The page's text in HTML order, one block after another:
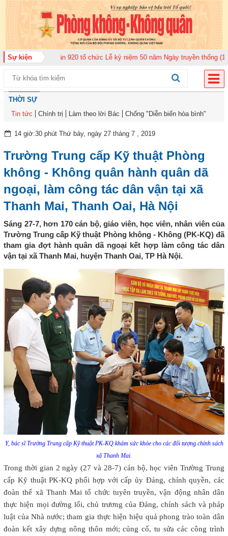
Sự kiện
Không quân 920 tổ chức Lễ kỷ niệm 50 năm Ngày truyền thống (12-11-
THỜI SỰ
Tin tức
Chính trị Làm theo lời Bác Chống "Diễn biến hòa bình"
14 giờ:30 phút Thứ bảy, ngày 27 tháng 7 , 2019
Trường Trung cấp Kỹ thuật Phòng
không - Không quân hành quân dã
ngoại, làm công tác dân vận tại xã
Thanh Mai, Thanh Oai, Hà Nội
Sáng 27-7, hơn 170 cán bộ, giáo viên, học viên, nhân viên của
Trường Trung cấp Kỹ thuật Phòng không - Không (PK-KQ) đã
tham gia đợt hành quân dã ngoại kết hợp làm công tác dân
vận tại xã Thanh Mai, huyện Thanh Oai, TP Hà Nội.
Y, bác sĩ Trường Trung cấp Kỹ thuật PK-KQ khám sức khỏe cho các đối tượng chính sách
xã Thanh Mai.
Trong thời gian 2 ngày (27 và 28-7) cán bộ, học viên Trường Trung
cấp Kỹ thuật PK-KQ phối hợp với cấp ủy Đảng, chính quyền, các
đoàn thể xã Thanh Mai tổ chức tuyên truyền, vận động nhân dân
thực hiện mọi đường lối, chủ trương của Đảng, chính sách và pháp
luật của Nhà nước; tham gia thực hiện hiệu quả phong trào toàn dân
đoàn kết xây dựng nông thôn mới; củng cố, tu sửa các công trình